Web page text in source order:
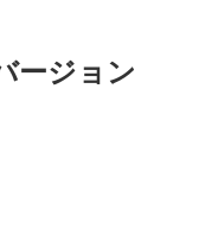
ージョン